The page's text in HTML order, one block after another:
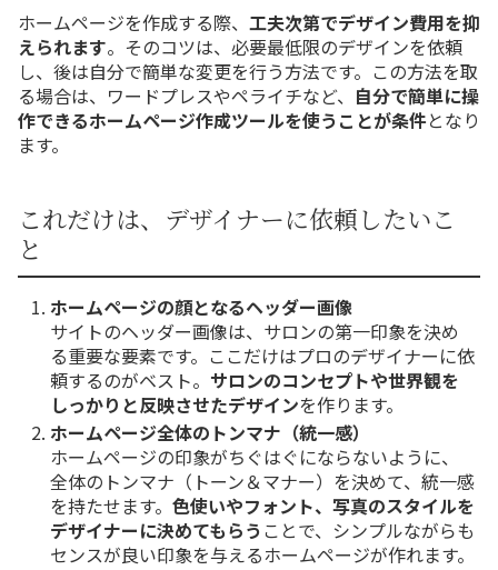
ホームページを作成する際、 工夫次第でデザイン費用を抑
えられます。そのコツは、必要最低限のデザインを依頼
し、後は自分で簡単な変更を行う方法です。この方法を取
る場合は、ワードプレスやペライチなど、 自分で簡単に操
作できるホームページ作成ツールを使うことが条件となり
ます。
これだけは、デザイナーに依頼したいこ
と
ホームページの顔となるヘッダー画像
サイトのヘッダー画像は、サロンの第一印象を決め
る重要な要素です。ここだけはプロのデザイナーに依
頼するのがベスト。 サロンのコンセプトや世界観を
しっかりと反映させたデザインを作ります。
ホームページ全体のトンマナ（統一感）
ホームページの印象がちぐはぐにならないように、
全体のトンマナ（トーン＆マナー）を決めて、統一感
を持たせます。色使いやフォント、写真のスタイルを
デザイナーに決めてもらう ことで、シンプルながらも
センスが良い印象を与えるホームページが作れます。